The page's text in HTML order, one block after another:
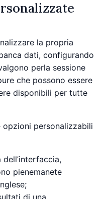
la propria
dati, configurando
perla sessione
che possono essere
disponibili per tutte
personalizzabili
pienemanete